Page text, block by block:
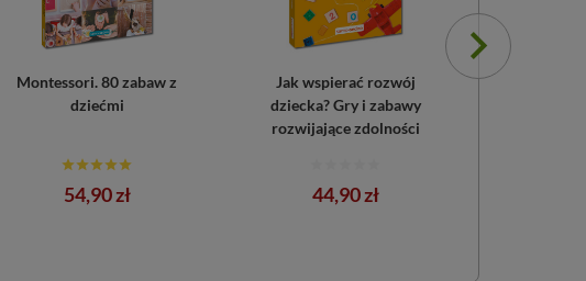
Montessori. 80 zabaw z
dziećmi
Cena
54,90 zł
Jak wspierać rozwój
dziecka? Gry i zabawy
rozwijające zdolności
Cena
44,90 zł